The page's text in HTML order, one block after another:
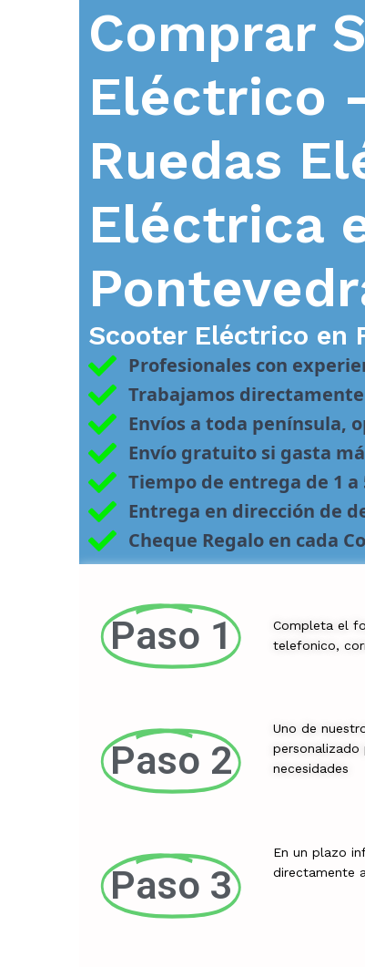
Comprar
Eléctrico
Ruedas
Eléctrica
Scooter Eléctrico en
Profesionales con
Trabajamos
Envíos a toda península,
Envío gratuito si gasta
Tiempo de entrega de 1
Entrega en dirección de
Cheque Regalo en cada
Paso 1
Paso 2
Paso 3
Completa el
telefonico,
Uno de
personalizado
necesidades
En un plazo
directamente